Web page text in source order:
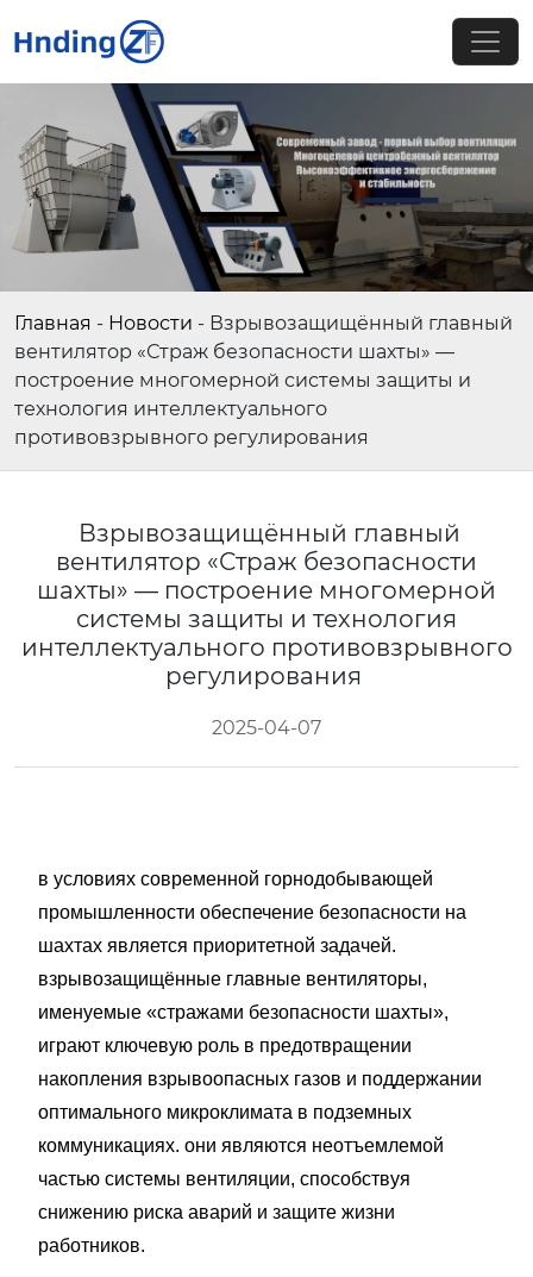
Главная - Новости - Взрывозащищённый главный
вентилятор «Страж безопасности шахты» —
построение многомерной системы защиты и
технология интеллектуального
противовзрывного регулирования
Взрывозащищённый главный
вентилятор «Страж безопасности
шахты» — построение многомерной
системы защиты и технология
интеллектуального противовзрывного
регулирования
2025-04-07
в условиях современной горнодобывающей
промышленности обеспечение безопасности на
шахтах является приоритетной задачей.
взрывозащищённые главные вентиляторы,
именуемые «стражами безопасности шахты»,
играют ключевую роль в предотвращении
накопления взрывоопасных газов и поддержании
оптимального микроклимата в подземных
коммуникациях. они являются неотъемлемой
частью системы вентиляции, способствуя
снижению риска аварий и защите жизни
работников.